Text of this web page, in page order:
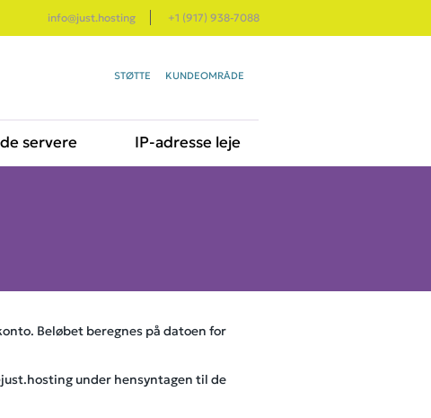
info@just.hosting +1 (917) 938-7088
STØTTE KUNDEOMRÅDE
servere IP-adresse leje
Beløbet beregnes på datoen for
under hensyntagen til de